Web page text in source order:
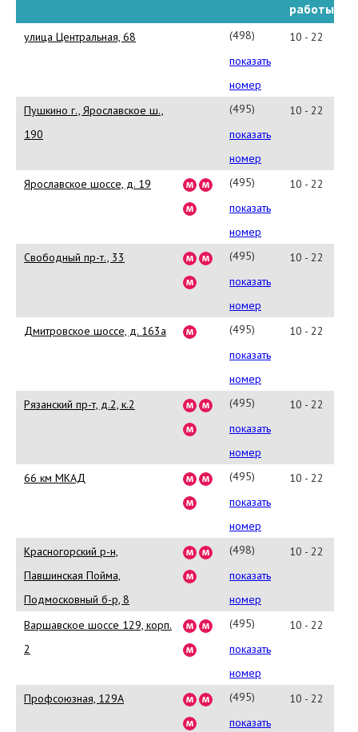
работы
улица Центральная, 68
(498)
304-
93-
11
показать
номер
10 - 22
Пушкино г., Ярославское ш.,
190
(495)
380
-42-
72
показать
номер
10 - 22
Ярославское шоссе, д. 19
(495)
280-
74-
04
показать
номер
10 - 22
Свободный пр-т., 33
(495)
961-
05-
32
показать
номер
10 - 22
Дмитровское шоссе, д. 163а
(495)
380-
37-
67
показать
номер
10 - 22
Рязанский пр-т, д.2, к.2
(495)
995-
92-
46
показать
номер
10 - 22
66 км МКАД
(495)
380-
37-
87
показать
номер
10 - 22
Красногорский р-н,
Павшинская Пойма,
Подмосковный б-р, 8
(498)
754-
26-
00
показать
номер
10 - 22
Варшавское шоссе 129, корп.
2
(495)
989-
42-
68
показать
номер
10 - 22
Профсоюзная, 129А
(495)
987-
показать
10 - 22